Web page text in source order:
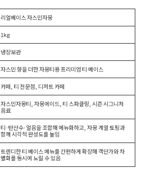
리얼베이스 자스민자몽
1kg
냉장보관
자스민 향을 더한 자몽티용 프리미엄 티 베이스
카페, 티 전문점, 디저트 카페
자스민자몽티, 자몽에이드, 티 스파클링, 시즌 시그니처
음료
티·탄산수·얼음을 조합해 메뉴화하고, 자몽 계열 토핑과
함께 시각적 완성도를 높임
트렌디한 티 베이스 메뉴를 간편하게 확장해 객단가와 차
별화를 동시에 노릴 수 있음